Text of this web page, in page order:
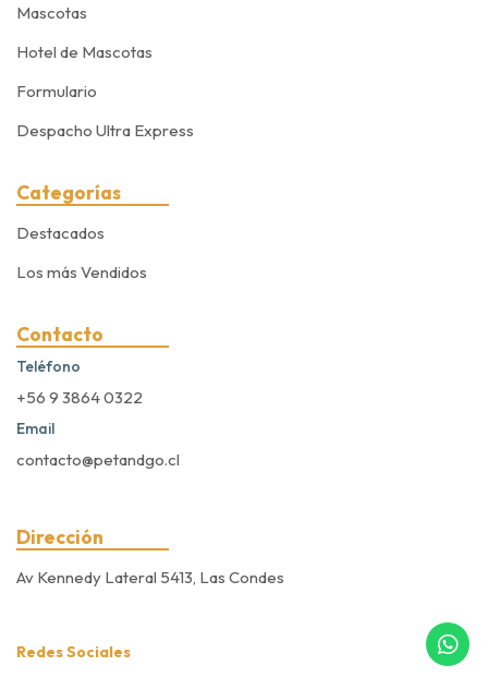
Mascotas
Hotel de Mascotas
Formulario
Despacho Ultra Express
Categorías
Destacados
Los más Vendidos
Contacto
Teléfono
+56 9 3864 0322
Email
contacto@petandgo.cl
Dirección
Av Kennedy Lateral 5413, Las Condes
Redes Sociales